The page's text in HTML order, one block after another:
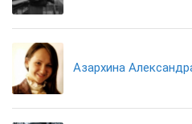
Азархина